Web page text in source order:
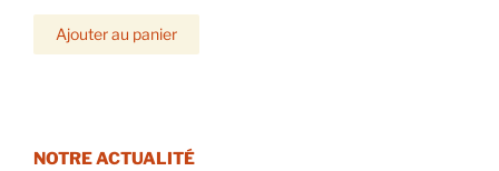
Ajouter au panier
NOTRE ACTUALITÉ